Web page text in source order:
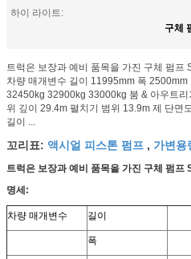
하이 라이트:
구체
트럭은 보장과 예비 품목을 가진 구체 펌프
차량 매개변수 길이 11995mm 폭
32450kg 32900kg 33000kg 붐 & 아우트
위 깊이 29.4m 펼치기 범위 13.9m 제 단면
길이 ...
꼬리표: 액시얼 피스톤 펌프 , 가변용
트럭은 보장과 예비 품목을 가진 구체 펌프
명세:
차량 매개변수 길이
폭